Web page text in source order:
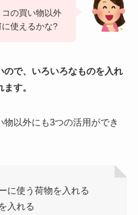
の買い物以外
使えるかな?
ので、いろいろなものを入れ
す。
以外にも3つの活用ができ
に使う荷物を入れる
入れる